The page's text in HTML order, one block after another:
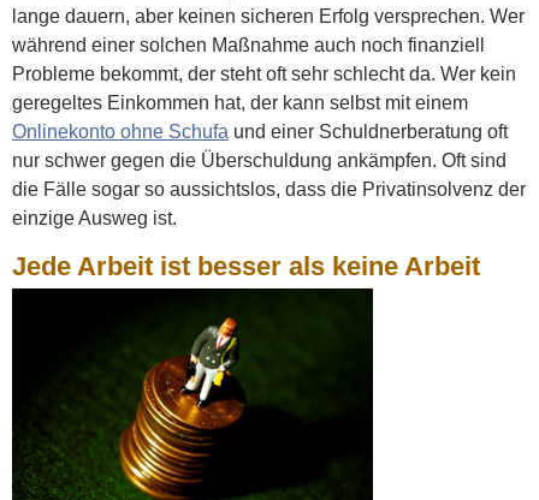
lange dauern, aber keinen sicheren Erfolg versprechen. Wer
während einer solchen Maßnahme auch noch finanziell
Probleme bekommt, der steht oft sehr schlecht da. Wer kein
geregeltes Einkommen hat, der kann selbst mit einem
Onlinekonto ohne Schufa und einer Schuldnerberatung oft
nur schwer gegen die Überschuldung ankämpfen. Oft sind
die Fälle sogar so aussichtslos, dass die Privatinsolvenz der
einzige Ausweg ist.
Jede Arbeit ist besser als keine Arbeit